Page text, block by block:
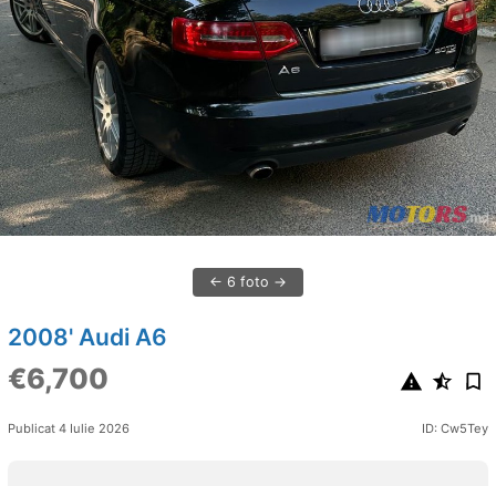
6 foto
2008' Audi A6
€6,700
Publicat 4 Iulie 2026 ID: Cw5Tey